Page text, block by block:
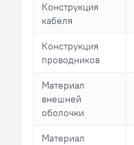
Конструкция
кабеля
Конструкция
проводников
Материал
внешней
оболочки
Материал